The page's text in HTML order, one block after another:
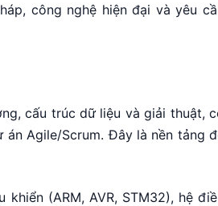
công nghệ hiện đại và yêu
cấu trúc dữ liệu và giải thuật,
án Agile/Scrum. Đây là nền tảng
(ARM, AVR, STM32), hệ